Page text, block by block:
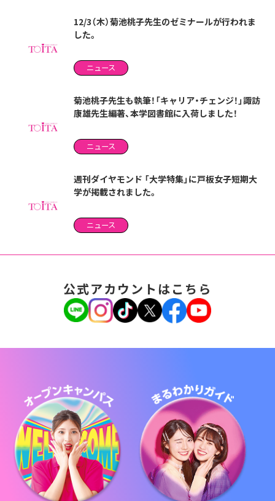
12/3（木）菊池桃子先生のゼミナールが行われま
した。
ニュース
菊池桃子先生も執筆！「キャリア・チェンジ！」諏訪
康雄先生編著、本学図書館に入荷しました！
ニュース
週刊ダイヤモンド 「大学特集」に戸板女子短期大
学が掲載されました。
ニュース
公式アカウントはこちら